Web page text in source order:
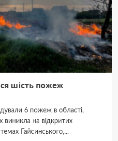
шість пожеж
6 пожеж в області,
виникла на відкритих
Гайсинського,...